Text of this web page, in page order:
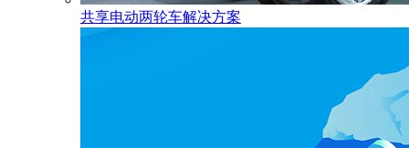
共享电动两轮车解决方案